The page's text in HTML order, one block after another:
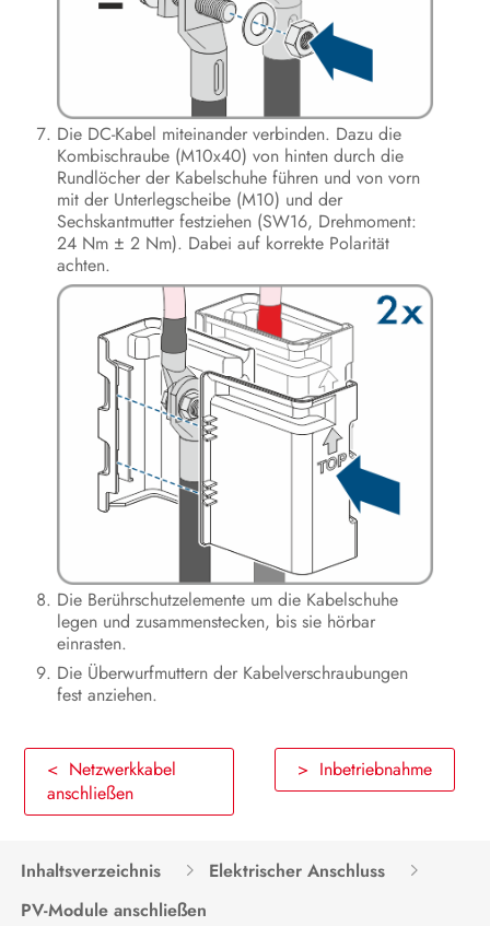
Die DC-Kabel miteinander verbinden. Dazu die
Kombischraube (M10x40) von hinten durch die
Rundlöcher der Kabelschuhe führen und von vorn
mit der Unterlegscheibe (M10) und der
Sechskantmutter festziehen (SW16, Drehmoment:
24 Nm ± 2 Nm). Dabei auf korrekte Polarität
achten.
Die Berührschutzelemente um die Kabelschuhe
legen und zusammenstecken, bis sie hörbar
einrasten.
Die Überwurfmuttern der Kabelverschraubungen
fest anziehen.
< Netzwerkkabel
anschließen
> Inbetriebnahme
Inhaltsverzeichnis
Elektrischer Anschluss
PV-Module anschließen